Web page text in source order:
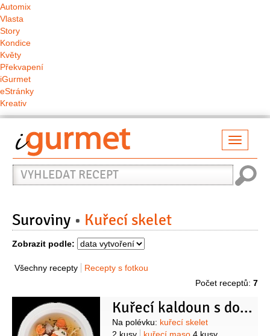
Automix
Vlasta
Story
Kondice
Květy
Překvapení
iGurmet
eStránky
Kreativ
Vyhledat
recept
Suroviny Kuřecí skelet
Zobrazit podle:
Všechny recepty
Recepty s fotkou
Počet receptů: 7
Kuřecí kaldoun s domácími nudlemi
Suroviny
Na polévku: kuřecí skelet